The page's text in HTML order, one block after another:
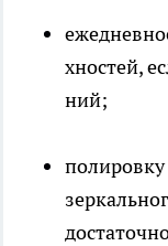
хностей,
ний;